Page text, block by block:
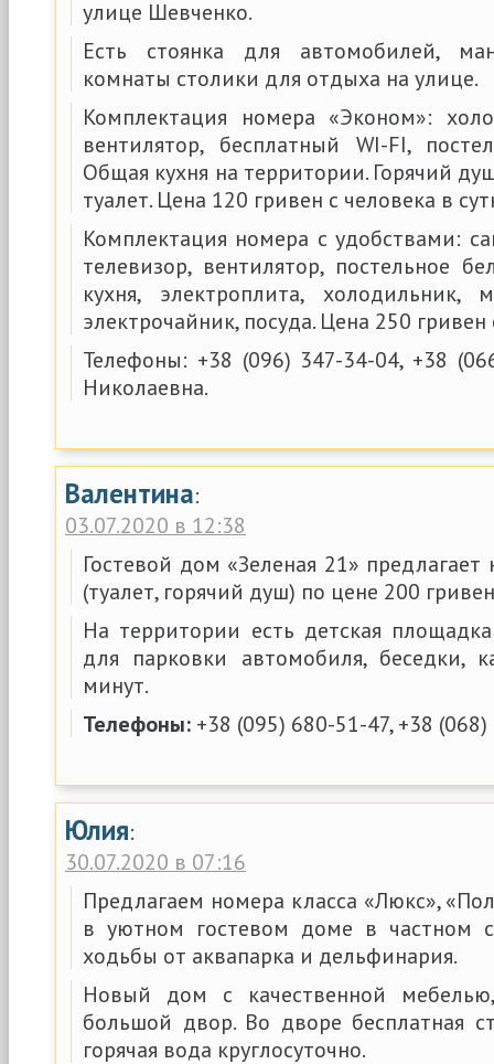
улице Шевченко.
Есть стоянка для автомобилей,
комнаты столики для отдыха на улице.
Комплектация номера «Эконом»:
вентилятор, бесплатный WI-FI,
Общая кухня на территории. Горячий
туалет. Цена 120 гривен с человека в
Комплектация номера с удобствами:
телевизор, вентилятор, постельное
кухня, электроплита, холодильник,
электрочайник, посуда. Цена 250 гривен
Телефоны: +38 (096) 347-34-04, +38
Николаевна.
Валентина:
03.07.2020 в 12:38
Гостевой дом «Зеленая 21»
(туалет, горячий душ) по цене 200
На территории есть детская
для парковки автомобиля, беседки,
минут.
Телефоны: +38 (095) 680-51-47, +38
Юлия:
30.07.2020 в 07:16
Предлагаем номера класса «Люкс»,
в уютном гостевом доме в частном
ходьбы от аквапарка и дельфинария.
Новый дом с качественной
большой двор. Во дворе бесплатная
горячая вода круглосуточно.